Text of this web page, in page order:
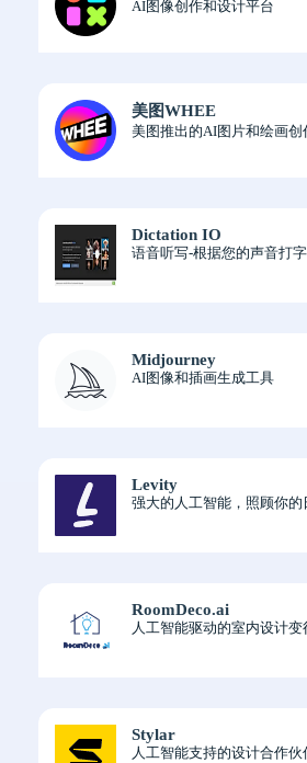
AI图像创作和设计平台
美图WHEE
美图推出的AI图片和绘画创
Dictation IO
语音听写-根据您的声音打字
Midjourney
AI图像和插画生成工具
Levity
强大的人工智能，照顾你的
RoomDeco.ai
人工智能驱动的室内设计变
Stylar
人工智能支持的设计合作伙